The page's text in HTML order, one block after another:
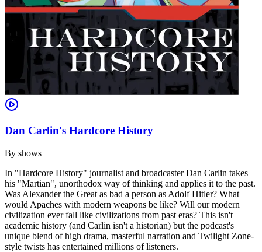
Dan Carlin's Hardcore History
By shows
In "Hardcore History" journalist and broadcaster Dan Carlin takes
his "Martian", unorthodox way of thinking and applies it to the past.
Was Alexander the Great as bad a person as Adolf Hitler? What
would Apaches with modern weapons be like? Will our modern
civilization ever fall like civilizations from past eras? This isn't
academic history (and Carlin isn't a historian) but the podcast's
unique blend of high drama, masterful narration and Twilight Zone-
style twists has entertained millions of listeners.